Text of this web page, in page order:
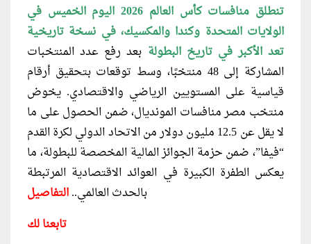
تنطلق منافسات كأس العالم 2026 اليوم الخميس في
الولايات المتحدة وكندا والمكسيك، في نسخة تاريخية
تعد الأكبر في تاريخ البطولة بعد رفع عدد المنتخبات
المشاركة إلى 48 منتخبًا، وسط توقعات بتحقيق أرقام
قياسية على المستويين الرياضي والاقتصادي. يخوض
منتخب مصر منافسات المونديال، ضمن الحصول على ما
لا يقل عن 12.5 مليون دولار من الاتحاد الدولي لكرة القدم
“فيفا”، ضمن حزمة الجوائز المالية المخصصة للبطولة، ما
يعكس الطفرة الكبيرة في العوائد الاقتصادية المرتبطة
بالحدث العالمي..التفاصيل
تابعنا لك